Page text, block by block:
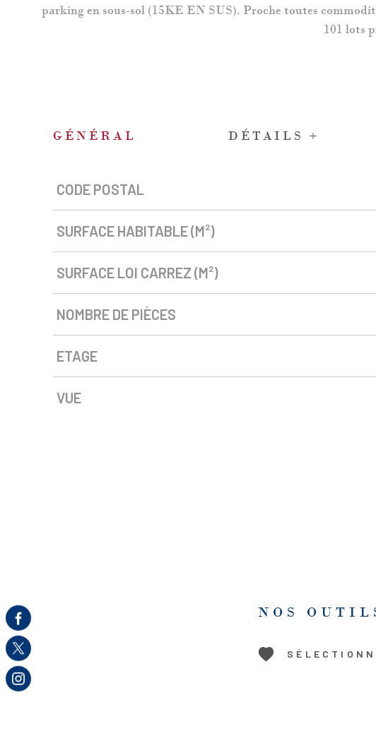
parking en sous-sol (15KE EN SUS). Proche toutes
101 lots
GÉNÉRAL DÉTAILS +
Caractérisque Valeurs
CODE POSTAL
SURFACE HABITABLE (M²)
SURFACE LOI CARREZ (M²)
NOMBRE DE PIÈCES
ETAGE
VUE
NOS